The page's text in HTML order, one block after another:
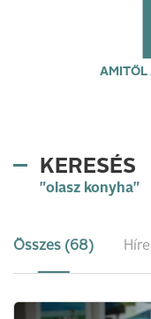
AMITŐL
KERESÉS
"olasz konyha"
Összes (68)